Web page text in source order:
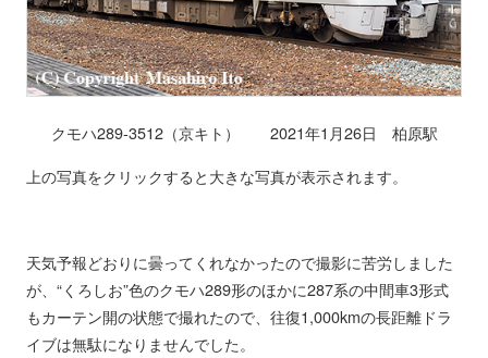
クモハ289-3512（京キト） 2021年1月26日 柏原駅
上の写真をクリックすると大きな写真が表示されます。
天気予報どおりに曇ってくれなかったので撮影に苦労しました
が、“くろしお”色のクモハ289形のほかに287系の中間車3形式
もカーテン開の状態で撮れたので、往復1,000kmの長距離ドラ
イブは無駄になりませんでした。